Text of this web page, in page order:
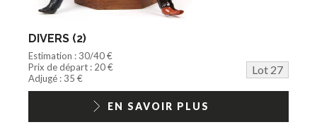
DIVERS (2)
Estimation : 30/40 €
Prix de départ : 20 €
Lot 27
Adjugé : 35 €
EN SAVOIR PLUS